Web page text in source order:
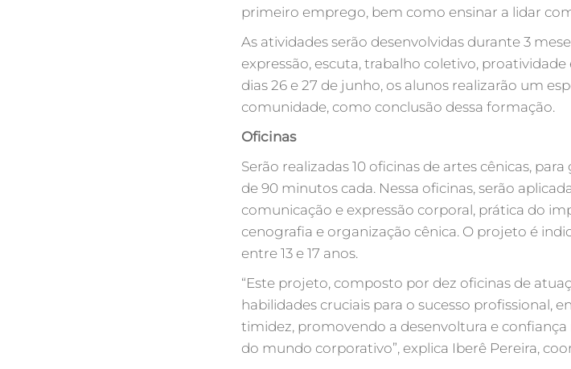
primeiro emprego, bem como ensinar a lidar
As atividades serão desenvolvidas durante 3
expressão, escuta, trabalho coletivo,
dias 26 e 27 de junho, os alunos realizarão um
comunidade, como conclusão dessa formação.
Oficinas
Serão realizadas 10 oficinas de artes cênicas,
de 90 minutos cada. Nessa oficinas, serão
comunicação e expressão corporal, prática do
cenografia e organização cênica. O projeto é
entre 13 e 17 anos.
“Este projeto, composto por dez oficinas de
habilidades cruciais para o sucesso profissional,
timidez, promovendo a desenvoltura e confiança
do mundo corporativo”, explica Iberê Pereira,